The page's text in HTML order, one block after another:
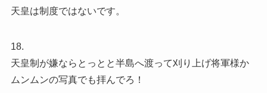
天皇は制度ではないです。
18.
天皇制が嫌ならとっとと半島へ渡って刈り上げ将軍様か
ムンムンの写真でも拝んでろ！